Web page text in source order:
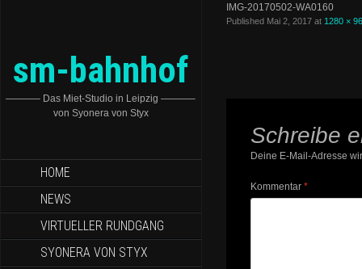
sm-bahnhof
———– Das Miet-Studio in Leipzig ———–
von Syonera von Styx
HOME
NEWS
VIRTUELLER RUNDGANG
SYONERA VON STYX
IMG-20170502-WA0160
Published Mai 2, 2017 at 1280 ×
Schreibe
Deine E-Mail-Adresse
Kommentar *